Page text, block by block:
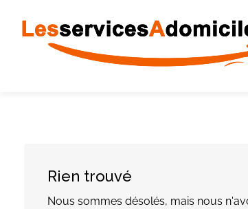
Rien trouvé
Nous sommes désolés, mais nous